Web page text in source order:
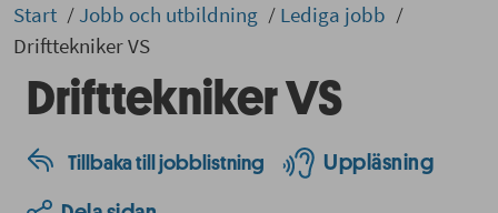
Start Jobb och utbildning
Lediga jobb
Drifttekniker VS
Drifttekniker VS
Tillbaka till jobblistning Uppläsning